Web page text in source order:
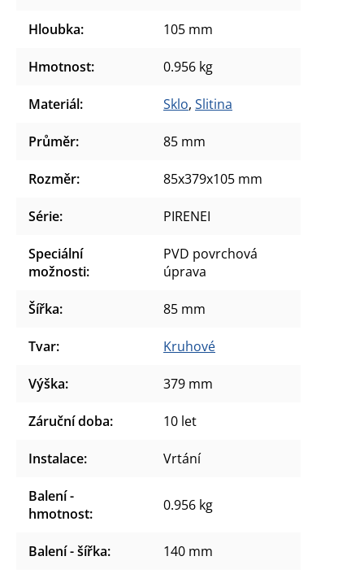
Hloubka: 105 mm
Hmotnost: 0.956 kg
Materiál: Sklo, Slitina
Průměr: 85 mm
Rozměr: 85x379x105 mm
Série: PIRENEI
Speciální
možnosti:
PVD povrchová
úprava
Šířka: 85 mm
Tvar: Kruhové
Výška: 379 mm
Záruční doba: 10 let
Instalace: Vrtání
Balení -
hmotnost: 0.956 kg
Balení - šířka: 140 mm